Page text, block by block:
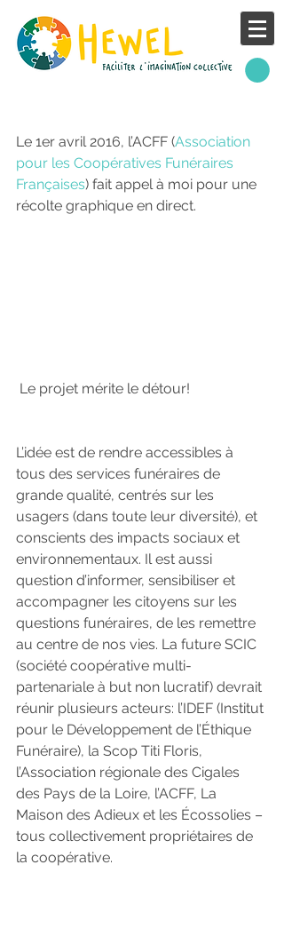
Le 1er avril 2016, l’ACFF (Association
pour les Coopératives Funéraires
Françaises) fait appel à moi pour une
récolte graphique en direct.
Le projet mérite le détour!
L’idée est de rendre accessibles à
tous des services funéraires de
grande qualité, centrés sur les
usagers (dans toute leur diversité), et
conscients des impacts sociaux et
environnementaux. Il est aussi
question d’informer, sensibiliser et
accompagner les citoyens sur les
questions funéraires, de les remettre
au centre de nos vies. La future SCIC
(société coopérative multi-
partenariale à but non lucratif) devrait
réunir plusieurs acteurs: l’IDEF (Institut
pour le Développement de l’Éthique
Funéraire), la Scop Titi Floris,
l’Association régionale des Cigales
des Pays de la Loire, l’ACFF, La
Maison des Adieux et les Écossolies –
tous collectivement propriétaires de
la coopérative.